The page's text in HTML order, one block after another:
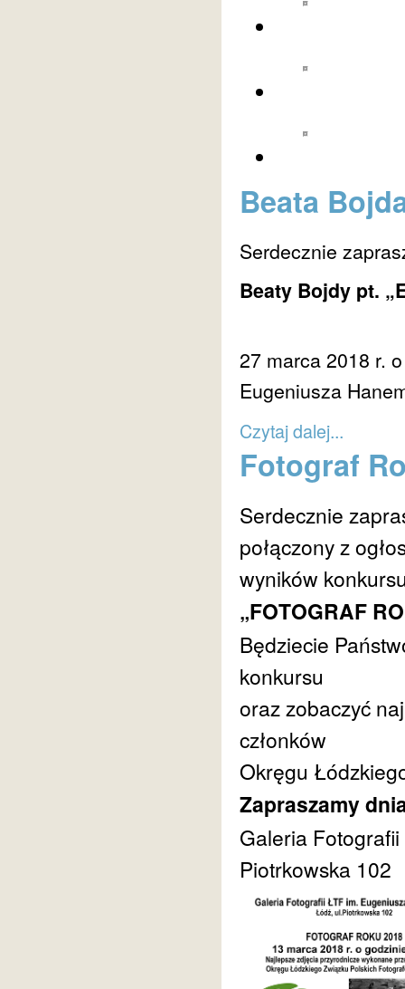
Beata
Serdecznie
Beaty Bojdy pt.
27 marca 2018 r.
Eugeniusza
Czytaj dalej...
Fotograf
Serdecznie
połączony z
wyników
„FOTOGRAF
Będziecie
konkursu
oraz zobaczyć
członków
Okręgu
Zapraszamy
Galeria
Piotrkowska 102